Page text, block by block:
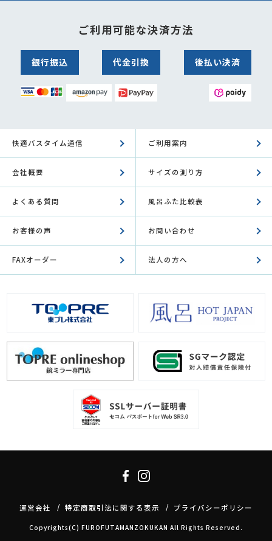
ご利用可能な決済方法
銀行振込 代金引換 後払い決済
快適バスタイム通信 ご利用案内
会社概要 サイズの測り方
よくある質問 風呂ふた比較表
お客様の声 お問い合わせ
FAXオーダー 法人の方へ
運営会社 特定商取引法に関する表示 プライバシーポリシー
Copyrights(C) FUROFUTAMANZOKUKAN All Rights Reserved.